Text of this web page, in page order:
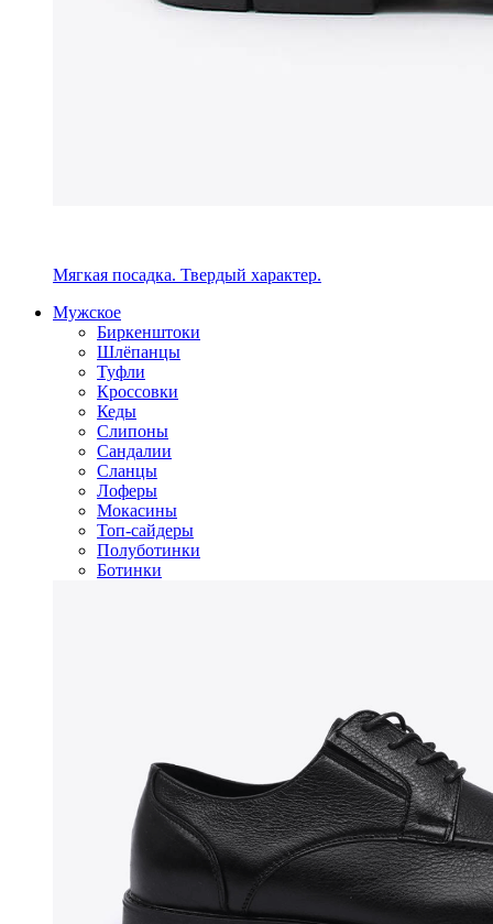
Мягкая посадка. Твердый характер.
Мужское
Биркенштоки
Шлёпанцы
Туфли
Кроссовки
Кеды
Слипоны
Сандалии
Сланцы
Лоферы
Мокасины
Топ-сайдеры
Полуботинки
Ботинки